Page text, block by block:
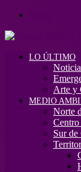
LO ÚLTIMO
Arte y
MEDIO
Norte
Sur